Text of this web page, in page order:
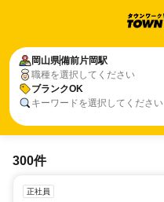
岡山県備前片岡駅
職種を選択してください
ブランクOK
キーワードを選択してください
300件
正社員